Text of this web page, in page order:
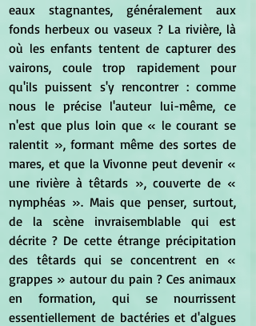
eaux stagnantes, généralement aux
fonds herbeux ou vaseux ? La rivière, là
où les enfants tentent de capturer des
vairons, coule trop rapidement pour
qu'ils puissent s'y rencontrer : comme
nous le précise l'auteur lui-même, ce
n'est que plus loin que « le courant se
ralentit », formant même des sortes de
mares, et que la Vivonne peut devenir «
une rivière à têtards », couverte de «
nymphéas ». Mais que penser, surtout,
de la scène invraisemblable qui est
décrite ? De cette étrange précipitation
des têtards qui se concentrent en «
grappes » autour du pain ? Ces animaux
en formation, qui se nourrissent
essentiellement de bactéries et d'algues